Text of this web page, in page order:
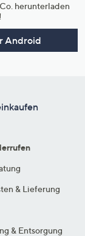
herunterladen
Android
& Lieferung
& Entsorgung